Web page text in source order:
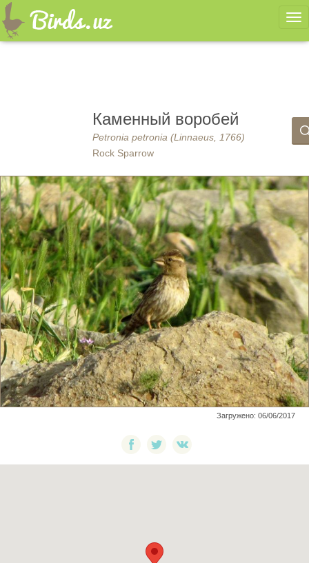
Каменный воробей
Petronia petronia (Linnaeus, 1766)
Rock Sparrow
Загружено: 06/06/2017